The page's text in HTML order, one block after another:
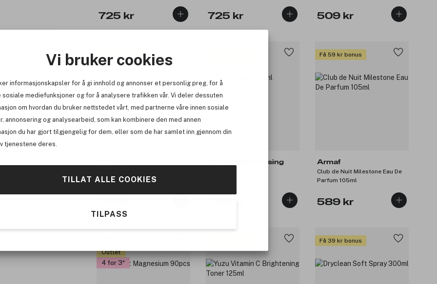
Vi bruker cookies
informasjonskapsler for å gi innhold og annonser et personlig preg, for å
sosiale mediefunksjoner og for å analysere trafikken vår. Vi deler dessuten
om hvordan du bruker nettstedet vårt, med partnerne våre innen sosiale
annonsering og analysearbeid, som kan kombinere den med annen
du har gjort tilgjengelig for dem, eller som de har samlet inn gjennom din
tjenestene deres.
TILLAT ALLE COOKIES
TILPASS
725 kr 725 kr 509 kr
Lernberger Stafsing
Få 59 kr bonus
Armaf
Club de Nuit Milestone Eau De
Parfum 105ml
589 kr
Outlet
4 for 3
Få 39 kr bonus